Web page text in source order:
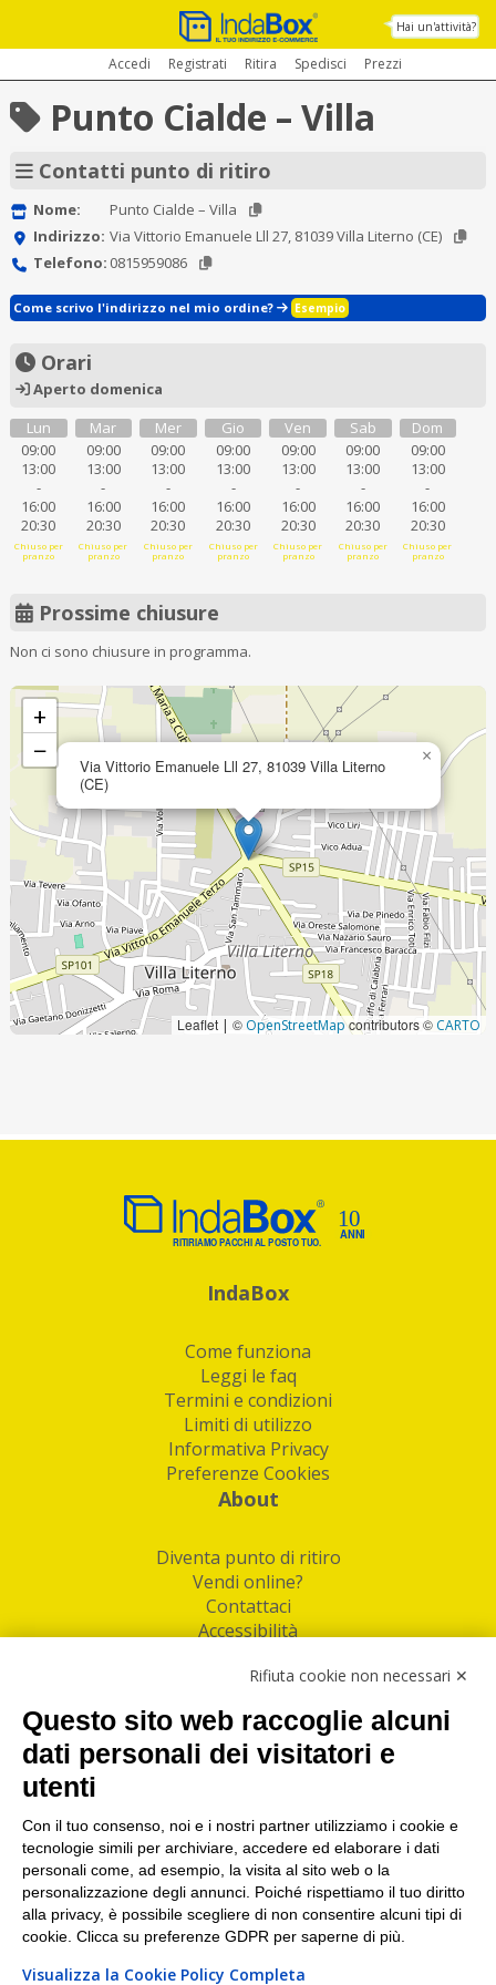
Hai un'attività?
Accedi Registrati Ritira Spedisci Prezzi
Punto Cialde – Villa
Contatti punto di ritiro
Nome:
Punto Cialde – Villa
Indirizzo: Via Vittorio Emanuele Lll 27, 81039 Villa Literno (CE)
Telefono: 0815959086
Come scrivo l'indirizzo nel mio ordine? Esempio
Orari
Aperto domenica
Lun
09:00
13:00
-
16:00
20:30
Chiuso per
pranzo
Mar
09:00
13:00
-
16:00
20:30
Chiuso per
pranzo
Mer
09:00
13:00
-
16:00
20:30
Chiuso per
pranzo
Gio
09:00
13:00
-
16:00
20:30
Chiuso per
pranzo
Ven
09:00
13:00
-
16:00
20:30
Chiuso per
pranzo
Sab
09:00
13:00
-
16:00
20:30
Chiuso per
pranzo
Dom
09:00
13:00
-
16:00
20:30
Chiuso per
pranzo
Prossime chiusure
Non ci sono chiusure in programma.
Via Vittorio Emanuele Lll 27, 81039 Villa Literno
(CE)
×
+
−
Leaflet | © OpenStreetMapcontributors © CARTO
IndaBox
Come funziona
Leggi le faq
Termini e condizioni
Limiti di utilizzo
Informativa Privacy
Preferenze Cookies
About
Diventa punto di ritiro
Vendi online?
Contattaci
Accessibilità
Facebook
Linkedin
I nostri punti di ritiro e spedizione pacchi nelle
maggiori città italiane
Torino|Milano|Roma|Bologna|Firenze| Genova
Napoli|Varese
Rifiuta cookie non necessari ✕
Questo sito web raccoglie alcuni
dati personali dei visitatori e
utenti
Con il tuo consenso, noi e i nostri partner utilizziamo i cookie e
tecnologie simili per archiviare, accedere ed elaborare i dati
personali come, ad esempio, la visita al sito web o la
personalizzazione degli annunci. Poiché rispettiamo il tuo diritto
alla privacy, è possibile scegliere di non consentire alcuni tipi di
cookie. Clicca su preferenze GDPR per saperne di più.
Visualizza la Cookie Policy Completa